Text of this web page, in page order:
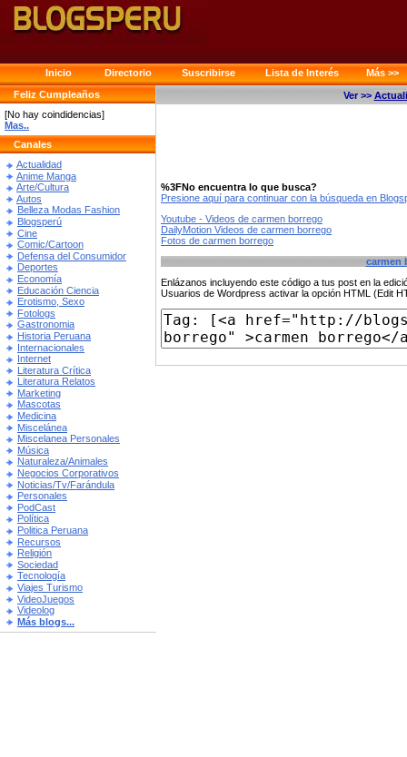
Inicio Directorio Suscribirse Lista de Interés
Más >>
Feliz Cumpleaños
[No hay coindidencias]
Mas..
Canales
Actualidad
Anime Manga
Arte/Cultura
Autos
Belleza Modas Fashion
Blogsperú
Cine
Comic/Cartoon
Defensa del Consumidor
Deportes
Economía
Educación Ciencia
Erotismo, Sexo
Fotologs
Gastronomia
Historia Peruana
Internacionales
Internet
Literatura Crítica
Literatura Relatos
Marketing
Mascotas
Medicina
Miscelánea
Miscelanea Personales
Música
Naturaleza/Animales
Negocios Corporativos
Noticias/Tv/Farándula
Personales
PodCast
Política
Politica Peruana
Recursos
Religión
Sociedad
Tecnología
Viajes Turismo
VideoJuegos
Videolog
Más blogs...
Ver >>
%3FNo encuentra lo que busca?
Presione aquí para continuar con la búsqueda en
Youtube - Videos de carmen borrego
DailyMotion Videos de carmen borrego
Fotos de carmen borrego
carmen
Enlázanos incluyendo este código a tus post en la
Usuarios de Wordpress activar la opción HTML (Edit